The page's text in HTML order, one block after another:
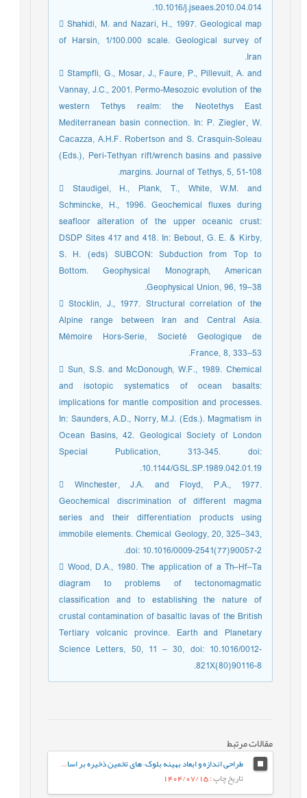
10.1016/j.jseaes.2010.04.014.
 Shahidi, M. and Nazari, H., 1997. Geological map
of Harsin, 1/100.000 scale. Geological survey of
Iran.
 Stampfli, G., Mosar, J., Faure, P., Pillevuit, A. and
Vannay, J.C., 2001. Permo-Mesozoic evolution of the
western Tethys realm: the Neotethys East
Mediterranean basin connection. In: P. Ziegler, W.
Cacazza, A.H.F. Robertson and S. Crasquin-Soleau
(Eds.), Peri-Tethyan rift/wrench basins and passive
margins. Journal of Tethys, 5, 51-108.
 Staudigel, H., Plank, T., White, W.M. and
Schmincke, H., 1996. Geochemical fluxes during
seafloor alteration of the upper oceanic crust:
DSDP Sites 417 and 418. In: Bebout, G. E. & Kirby,
S. H. (eds) SUBCON: Subduction from Top to
Bottom. Geophysical Monograph, American
Geophysical Union, 96, 19–38.
 Stocklin, J., 1977. Structural correlation of the
Alpine range between Iran and Central Asia.
Mémoire Hors-Serie, Societé Geologique de
France, 8, 333–53.
 Sun, S.S. and McDonough, W.F., 1989. Chemical
and isotopic systematics of ocean basalts:
implications for mantle composition and processes.
In: Saunders, A.D., Norry, M.J. (Eds.). Magmatism in
Ocean Basins, 42. Geological Society of London
Special Publication, 313-345. doi:
10.1144/GSL.SP.1989.042.01.19.
 Winchester, J.A. and Floyd, P.A., 1977.
Geochemical discrimination of different magma
series and their differentiation products using
immobile elements. Chemical Geology, 20, 325–343,
doi: 10.1016/0009-2541(77)90057-2.
 Wood, D.A., 1980. The application of a Th–Hf–Ta
diagram to problems of tectonomagmatic
classification and to establishing the nature of
crustal contamination of basaltic lavas of the British
Tertiary volcanic province. Earth and Planetary
Science Letters, 50, 11 – 30, doi: 10.1016/0012-
821X(80)90116-8.
مقالات مرتبط
طراحی اندازه و ابعاد بهینه بلوک¬های تخمین ذخیره بر اساس معیارهای مختلف (مورد مطالعه: کانسار طلای زرزیمای موچش)
تاریخ چاپ: 1404/07/15